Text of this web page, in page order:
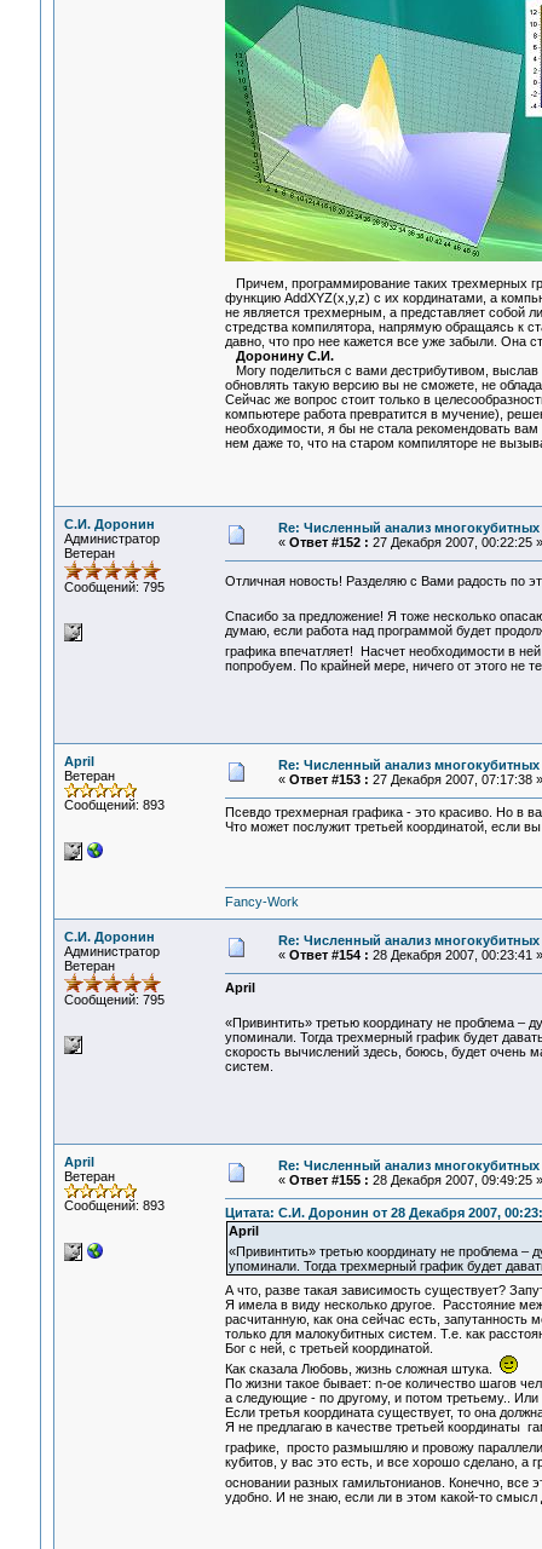
Причем, программирование таких трехмерных
функцию AddXYZ(x,y,z) с их кординатами, а
не является трехмерным, а представляет собой
стредства компилятора, напрямую обращаясь к
давно, что про нее кажется все уже забыли. Она
Доронину С.И.
Могу поделиться с вами дестрибутивом,
обновлять такую версию вы не сможете, не
Сейчас же вопрос стоит только в
компьютере работа превратится в мучение),
необходимости, я бы не стала рекомендовать
нем даже то, что на старом компиляторе не
С.И. Доронин
Администратор
Ветеран
Сообщений: 795
Re: Численный анализ многокубитных
« Ответ #152 : 27 Декабря 2007, 00:22:25 »
Отличная новость! Разделяю с Вами радость по
Спасибо за предложение! Я тоже несколько
думаю, если работа над программой будет
графика впечатляет! Насчет необходимости в
попробуем. По крайней мере, ничего от этого не
April
Ветеран
Сообщений: 893
Re: Численный анализ многокубитных
« Ответ #153 : 27 Декабря 2007, 07:17:38 »
Псевдо трехмерная графика - это красиво. Но в
Что может послужит третьей координатой, если
Fancy-Work
С.И. Доронин
Администратор
Ветеран
Сообщений: 795
Re: Численный анализ многокубитных
« Ответ #154 : 28 Декабря 2007, 00:23:41 »
April
«Привинтить» третью координату не проблема –
упоминали. Тогда трехмерный график будет
скорость вычислений здесь, боюсь, будет очень
систем.
April
Ветеран
Сообщений: 893
Re: Численный анализ многокубитных
« Ответ #155 : 28 Декабря 2007, 09:49:25 »
Цитата: С.И. Доронин от 28 Декабря 2007,
April
«Привинтить» третью координату не проблема –
упоминали. Тогда трехмерный график будет
А что, разве такая зависимость существует?
Я имела в виду несколько другое. Расстояние
расчитанную, как она сейчас есть,
только для малокубитных систем. Т.е. как
Бог с ней, с третьей координатой.
Как сказала Любовь, жизнь сложная штука.
По жизни такое бывает: n-ое количество шагов
а следующие - по другому, и потом третьему.. Или
Если третья координата существует, то она
Я не предлагаю в качестве третьей координаты
графике, просто размышляю и провожу
кубитов, у вас это есть, и все хорошо сделано, а
основании разных гамильтонианов. Конечно,
удобно. И не знаю, если ли в этом какой-то смысл